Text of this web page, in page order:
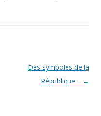
Des symboles de la
République… →